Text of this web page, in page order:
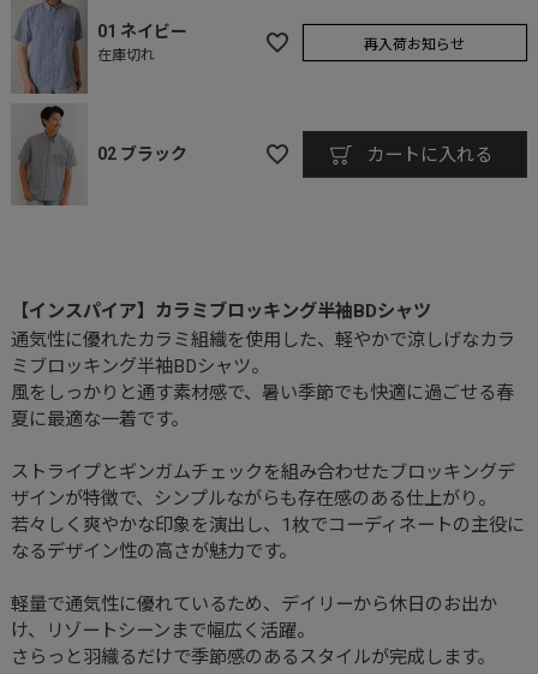
01 ネイビー
在庫切れ
再入荷お知らせ
02 ブラック カートに入れる
【インスパイア】カラミブロッキング半袖BDシャツ
通気性に優れたカラミ組織を使用した、軽やかで涼しげなカラ
ミブロッキング半袖BDシャツ。
風をしっかりと通す素材感で、暑い季節でも快適に過ごせる春
夏に最適な一着です。
ストライプとギンガムチェックを組み合わせたブロッキングデ
ザインが特徴で、シンプルながらも存在感のある仕上がり。
若々しく爽やかな印象を演出し、1枚でコーディネートの主役に
なるデザイン性の高さが魅力です。
軽量で通気性に優れているため、デイリーから休日のお出か
け、リゾートシーンまで幅広く活躍。
さらっと羽織るだけで季節感のあるスタイルが完成します。